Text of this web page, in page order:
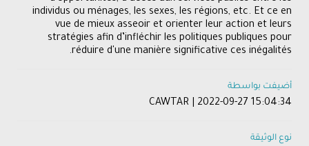
individus ou ménages, les sexes, les régions, etc. Et ce en
vue de mieux asseoir et orienter leur action et leurs
stratégies afin d’infléchir les politiques publiques pour
réduire d'une manière significative ces inégalités.
أضيفت بواسطة
CAWTAR | 2022-09-27 15:04:34
نوع الوثيقة